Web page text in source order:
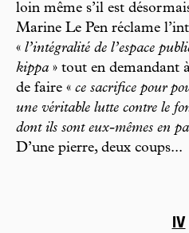
loin même s’il est
Marine Le Pen réclame
« l’intégralité de l’espace
kippa » tout en demandant
de faire « ce sacrifice pour
une véritable lutte contre le
dont ils sont eux-mêmes en
D’une pierre, deux coups...
IV